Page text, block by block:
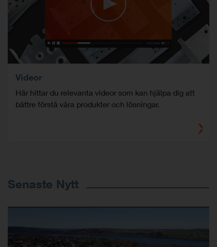
Videor
Här hittar du relevanta videor som kan hjälpa dig att
bättre förstå våra produkter och lösningar.
Senaste Nytt